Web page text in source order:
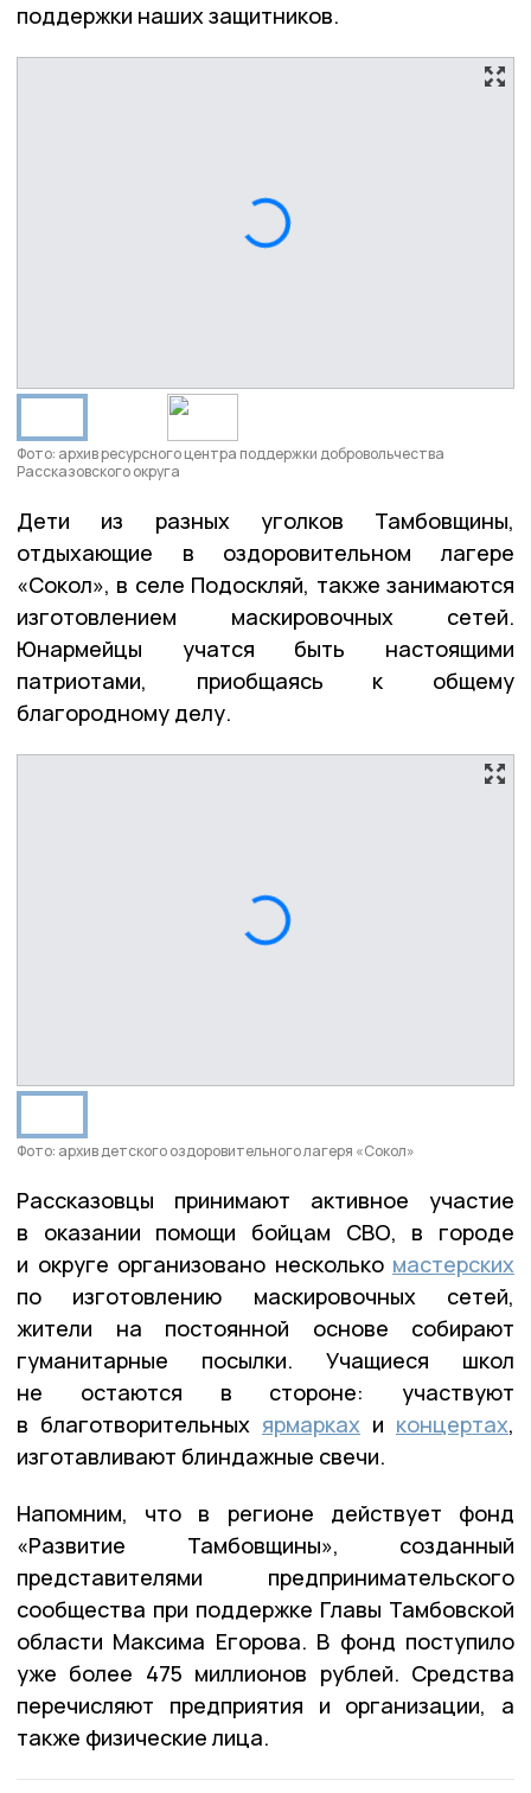
поддержки наших защитников.
Фото: архив ресурсного центра поддержки добровольчества
Рассказовского округа
Дети из разных уголков Тамбовщины,
отдыхающие в оздоровительном лагере
«Сокол», в селе Подоскляй, также занимаются
изготовлением маскировочных сетей.
Юнармейцы учатся быть настоящими
патриотами, приобщаясь к общему
благородному делу.
Фото: архив детского оздоровительного лагеря «Сокол»
Рассказовцы принимают активное участие
в оказании помощи бойцам СВО, в городе
и округе организовано несколько мастерских
по изготовлению маскировочных сетей,
жители на постоянной основе собирают
гуманитарные посылки. Учащиеся школ
не остаются в стороне: участвуют
в благотворительных ярмарках и концертах,
изготавливают блиндажные свечи.
Напомним, что в регионе действует фонд
«Развитие Тамбовщины», созданный
представителями предпринимательского
сообщества при поддержке Главы Тамбовской
области Максима Егорова. В фонд поступило
уже более 475 миллионов рублей. Средства
перечисляют предприятия и организации, а
также физические лица.